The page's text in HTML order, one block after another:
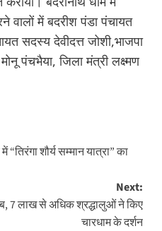
वालों में बदरीश पंडा पंचायत
सदस्य देवीदत्त जोशी,भाजपा
पंचभैया, जिला मंत्री लक्ष्मण
शौर्य सम्मान यात्रा” का
Next:
7 लाख से अधिक श्रद्धालुओं ने किए
चारधाम के दर्शन